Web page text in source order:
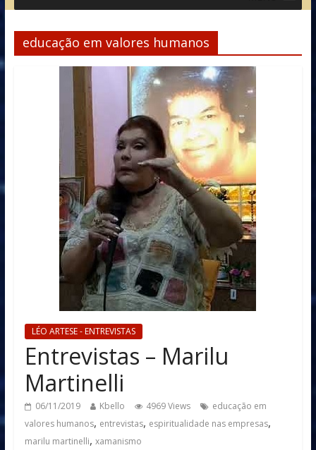
educação em valores humanos
LÉO ARTESE - ENTREVISTAS
Entrevistas – Marilu
Martinelli
06/11/2019 Kbello 4969 Views
educação em
valores humanos, entrevistas, espiritualidade nas empresas,
marilu martinelli, xamanismo